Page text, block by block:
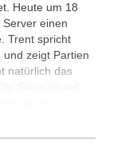
Heute um 18
einen
Trent spricht
zeigt Partien
natürlich das